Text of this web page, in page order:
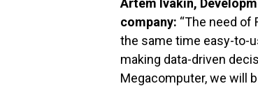
Artem Ivakin,
company: “The need of
the same time easy-to-
making data-driven
Megacomputer, we will